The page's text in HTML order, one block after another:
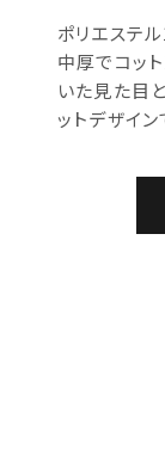
ポリエステ
中厚でコッ
いた見た目
ットデザイ